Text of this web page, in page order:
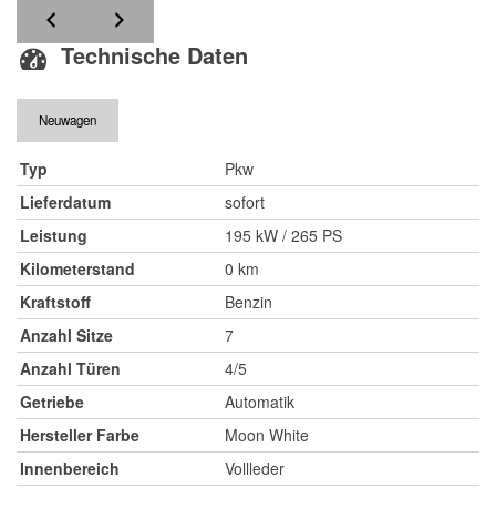
Technische Daten
Neuwagen
Typ
Pkw
Lieferdatum
sofort
Leistung
195 kW / 265 PS
Kilometerstand
0 km
Kraftstoff
Benzin
Anzahl Sitze
7
Anzahl Türen
4/5
Getriebe
Automatik
Hersteller Farbe
Moon White
Innenbereich
Vollleder